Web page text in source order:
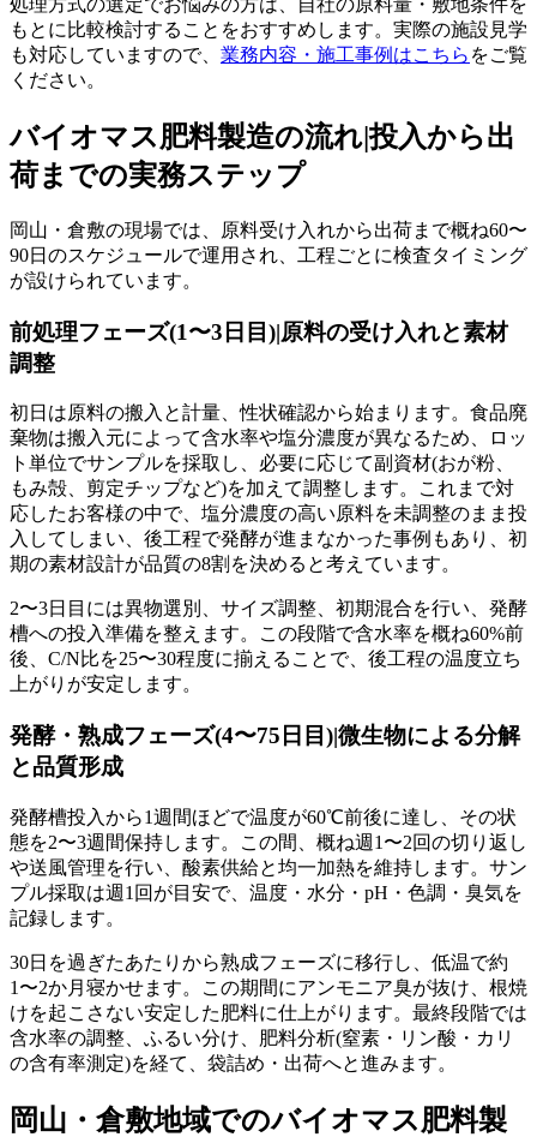
処理方式の選定でお悩みの方は、自社の原料量・敷地条件を
もとに比較検討することをおすすめします。実際の施設見学
も対応していますので、 業務内容・施工事例はこちら をご覧
ください。
バイオマス肥料製造の流れ|投入から出
荷までの実務ステップ
岡山・倉敷の現場では、原料受け入れから出荷まで概ね60〜
90日のスケジュールで運用され、工程ごとに検査タイミング
が設けられています。
前処理フェーズ(1〜3日目)|原料の受け入れと素材
調整
初日は原料の搬入と計量、性状確認から始まります。食品廃
棄物は搬入元によって含水率や塩分濃度が異なるため、ロッ
ト単位でサンプルを採取し、必要に応じて副資材(おが粉、
もみ殻、剪定チップなど)を加えて調整します。これまで対
応したお客様の中で、塩分濃度の高い原料を未調整のまま投
入してしまい、後工程で発酵が進まなかった事例もあり、初
期の素材設計が品質の8割を決めると考えています。
2〜3日目には異物選別、サイズ調整、初期混合を行い、発酵
槽への投入準備を整えます。この段階で含水率を概ね60%前
後、C/N比を25〜30程度に揃えることで、後工程の温度立ち
上がりが安定します。
発酵・熟成フェーズ(4〜75日目)|微生物による分解
と品質形成
発酵槽投入から1週間ほどで温度が60℃前後に達し、その状
態を2〜3週間保持します。この間、概ね週1〜2回の切り返し
や送風管理を行い、酸素供給と均一加熱を維持します。サン
プル採取は週1回が目安で、温度・水分・pH・色調・臭気を
記録します。
30日を過ぎたあたりから熟成フェーズに移行し、低温で約
1〜2か月寝かせます。この期間にアンモニア臭が抜け、根焼
けを起こさない安定した肥料に仕上がります。最終段階では
含水率の調整、ふるい分け、肥料分析(窒素・リン酸・カリ
の含有率測定)を経て、袋詰め・出荷へと進みます。
岡山・倉敷地域でのバイオマス肥料製